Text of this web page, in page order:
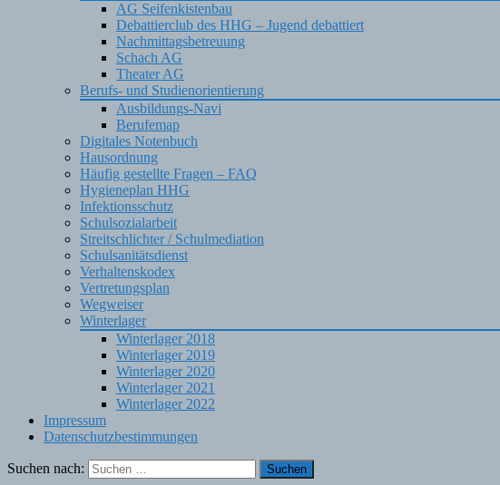
AG Seifenkistenbau
Debattierclub des HHG – Jugend debattiert
Nachmittagsbetreuung
Schach AG
Theater AG
Berufs- und Studienorientierung
Ausbildungs-Navi
Berufemap
Digitales Notenbuch
Hausordnung
Häufig gestellte Fragen – FAQ
Hygieneplan HHG
Infektionsschutz
Schulsozialarbeit
Streitschlichter / Schulmediation
Schulsanitätsdienst
Verhaltenskodex
Vertretungsplan
Wegweiser
Winterlager
Winterlager 2018
Winterlager 2019
Winterlager 2020
Winterlager 2021
Winterlager 2022
Impressum
Datenschutzbestimmungen
Suchen nach: